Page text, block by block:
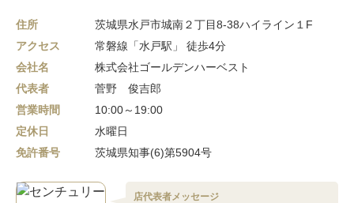
住所
茨城県水戸市城南２丁目8-38ハイライン１F
アクセス
常磐線「水戸駅」 徒歩4分
会社名
株式会社ゴールデンハーベスト
代表者
菅野 俊吉郎
営業時間
10:00～19:00
定休日
水曜日
免許番号
茨城県知事(6)第5904号
店代表者メッセージ